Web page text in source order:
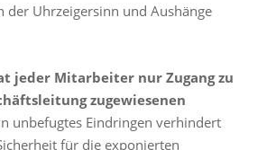
der Uhrzeigersinn und Aushänge
jeder Mitarbeiter nur Zugang zu
zugewiesenen
unbefugtes Eindringen verhindert
für die exponierten